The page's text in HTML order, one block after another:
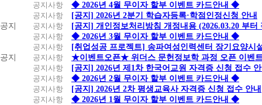
공지사항
◆ 2026년 4월 무이자 할부 이벤트 카드안내 ◆
공지사항
[공지] 2026년 2분기 학습자등록·학점인정신청 안내
공지
공지사항
[공지] 개인정보처리방침 개정내용 (2026.03.20 부터
공지사항
◆ 2026년 3월 무이자 할부 이벤트 카드안내 ◆
공지사항
[취업성공 프로젝트] 송파여성인력센터 장기요양시
공지
공지사항
★이벤트오픈★ 위더스 문헌정보학 과정 오픈 이벤
공지사항
[공지] 2026년 제1차 한국어교원 자격증 신청 접수
공지사항
◆ 2026년 2월 무이자 할부 이벤트 카드안내 ◆
공지사항
[공지] 2026년 2차 평생교육사 자격증 신청 접수 안내
공지사항
◆ 2026년 1월 무이자 할부 이벤트 카드안내 ◆